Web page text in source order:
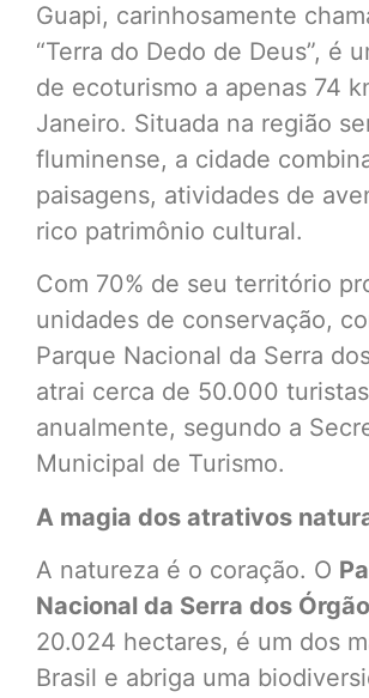
Guapi, carinhosamente
“Terra do Dedo de Deus”, é
de ecoturismo a apenas 74
Janeiro. Situada na região
fluminense, a cidade
paisagens, atividades de
rico patrimônio cultural.
Com 70% de seu território
unidades de conservação,
Parque Nacional da Serra
atrai cerca de 50.000 turistas
anualmente, segundo a
Municipal de Turismo.
A magia dos atrativos
A natureza é o coração. O
Nacional da Serra dos
20.024 hectares, é um dos
Brasil e abriga uma